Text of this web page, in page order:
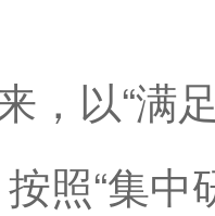
，以“满
照“集